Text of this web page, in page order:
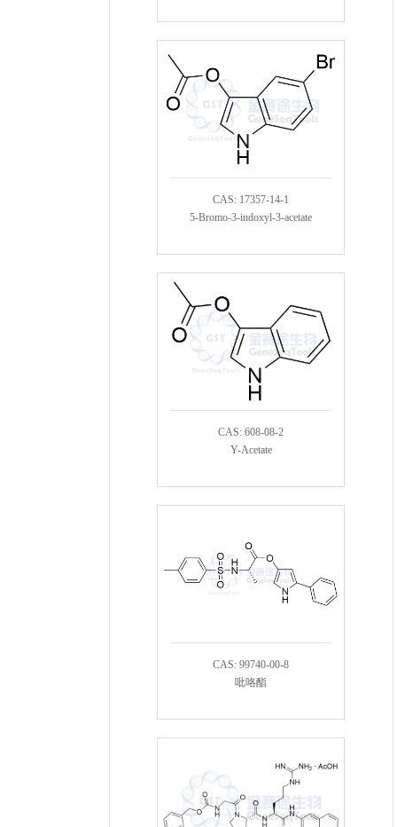
CAS: 17357-14-1
5-Bromo-3-indoxyl-3-acetate
CAS: 608-08-2
Y-Acetate
CAS: 99740-00-8
吡咯酯